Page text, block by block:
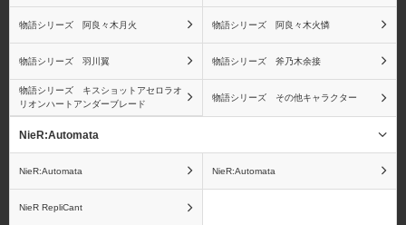
ワンピース ヴァリアブ
ルアクションヒーローズ
シリーズ
ワンピース ログコレク
物語シリーズ 阿良々木月火 物語シリーズ 阿良々木火憐
物語シリーズ 羽川翼 物語シリーズ 斧乃木余接
物語シリーズ キスショットアセロラオ
リオンハートアンダーブレード
物語シリーズ その他キャラクター
NieR:Automata
NieR:Automata NieR:Automata
NieR RepliCant